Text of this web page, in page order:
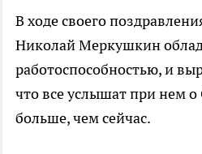
В ходе своего
Николай Меркушкин
работоспособностью, и
что все услышат при нем
больше, чем сейчас.